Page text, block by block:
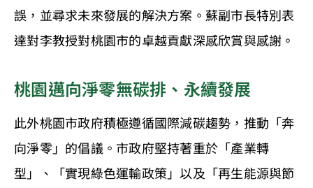
誤，並尋求未來發展的解決方案。蘇副市長特別表
達對李教授對桃園市的卓越貢獻深感欣賞與感謝。
桃園邁向淨零無碳排、永續發展
此外桃園市政府積極遵循國際減碳趨勢，推動「奔
向淨零」的倡議。市政府堅持著重於「產業轉
型」、「實現綠色運輸政策」以及「再生能源與節